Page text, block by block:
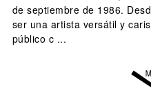
de septiembre de 1986.
ser una artista versátil y
público c ...